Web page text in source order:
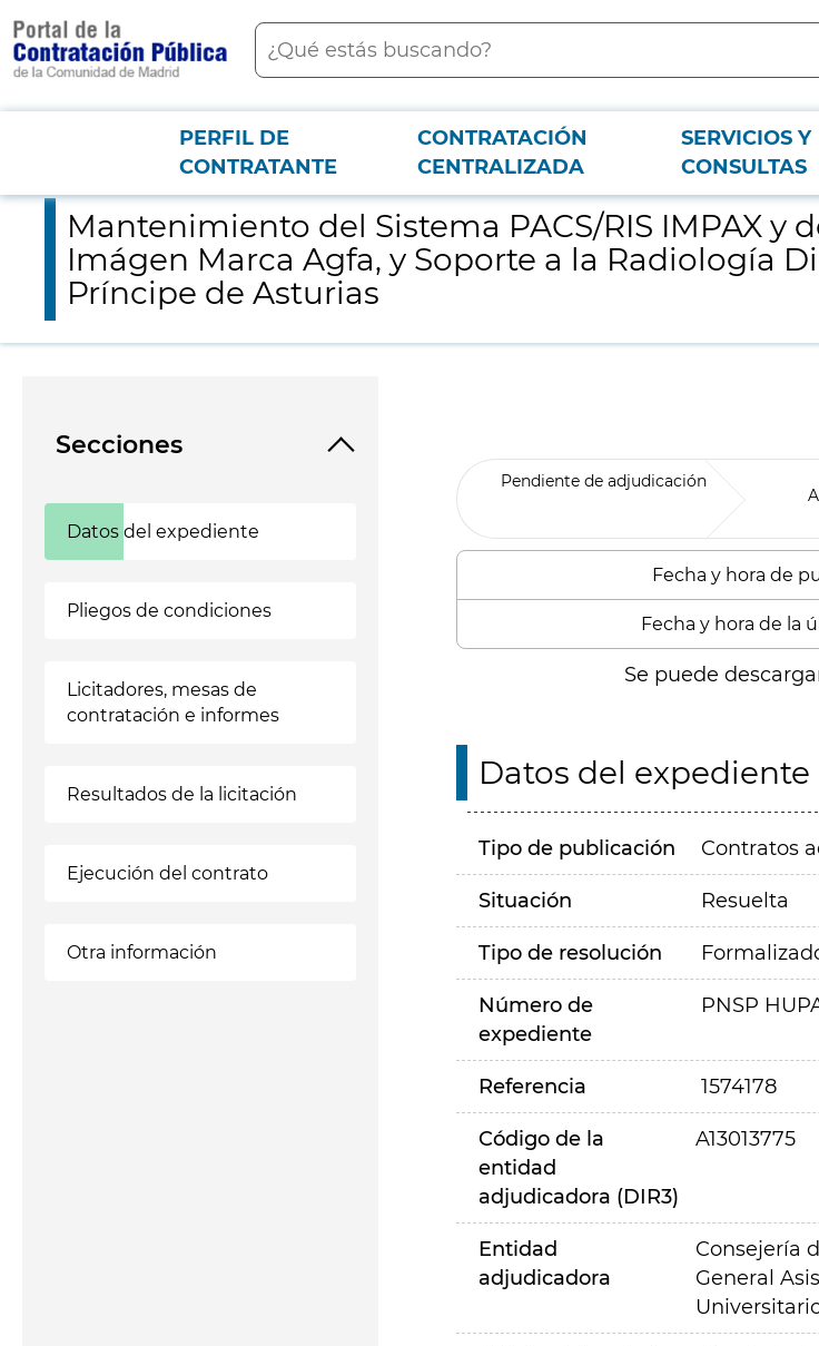
contenido
principal
Buscar
Menú PCON
PERFIL DE
CONTRATANTE
CONTRATACIÓN
CENTRALIZADA
SERVICIOS Y
CONSULTAS
Mantenimiento del Sistema PACS/RIS IMPAX y de los Sistemas de Digitalización de Imágen Marca Agfa, y
Mantenimiento del Sistema PACS/RIS IMPAX y
Imágen Marca Agfa, y Soporte a la Radiología
Príncipe de Asturias
Secciones
Datos del expediente
Pliegos de condiciones
Licitadores, mesas de
contratación e informes
Resultados de la licitación
Ejecución del contrato
Otra información
Pendiente de adjudicación
Fecha y hora de
Fecha y hora de la
Se puede
Datos del expediente
Tipo de publicación Contratos
Situación Resuelta
Tipo de resolución
Número de
expediente
PNSP
Referencia 1574178
Código de la
entidad
adjudicadora (DIR3)
A13013775
Entidad
adjudicadora
Consejería
General